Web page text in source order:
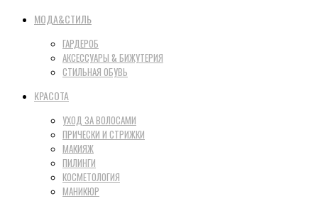
МОДА&СТИЛЬ
ГАРДЕРОБ
АКСЕССУАРЫ & БИЖУТЕРИЯ
СТИЛЬНАЯ ОБУВЬ
КРАСОТА
УХОД ЗА ВОЛОСАМИ
ПРИЧЕСКИ И СТРИЖКИ
МАКИЯЖ
ПИЛИНГИ
КОСМЕТОЛОГИЯ
МАНИКЮР